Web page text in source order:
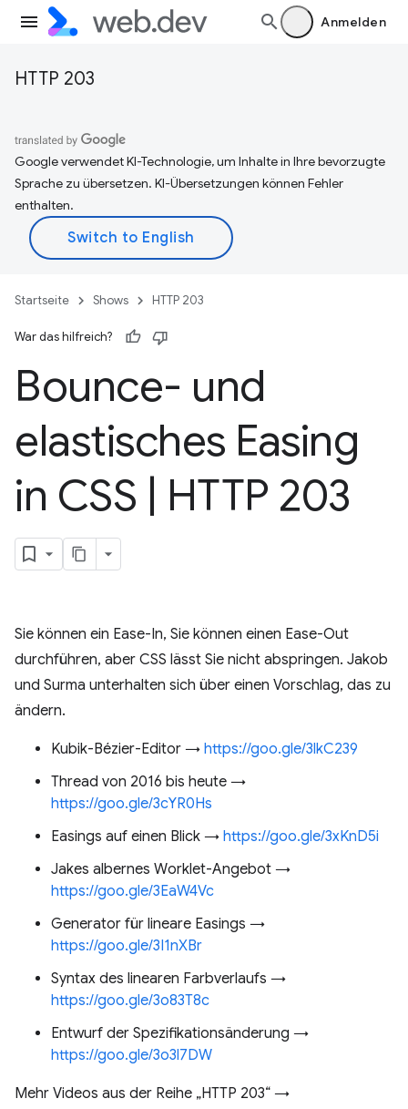
Anmelden
HTTP 203
Google verwendet KI-Technologie, um Inhalte in Ihre bevorzugte
Sprache zu übersetzen. KI-Übersetzungen können Fehler
enthalten.
Startseite Shows HTTP 203
War das hilfreich?
Bounce- und
elastisches Easing
in CSS
HTTP 203
Sie können ein Ease-In, Sie können einen Ease-Out
durchführen, aber CSS lässt Sie nicht abspringen. Jakob
und Surma unterhalten sich über einen Vorschlag, das zu
ändern.
Kubik-Bézier-Editor → https://goo.gle/3lkC239
Thread von 2016 bis heute →
https://goo.gle/3cYR0Hs
Easings auf einen Blick → https://goo.gle/3xKnD5i
Jakes albernes Worklet-Angebot →
https://goo.gle/3EaW4Vc
Generator für lineare Easings →
https://goo.gle/3I1nXBr
Syntax des linearen Farbverlaufs →
https://goo.gle/3o83T8c
Entwurf der Spezifikationsänderung →
https://goo.gle/3o3l7DW
Mehr Videos aus der Reihe „HTTP 203“ →